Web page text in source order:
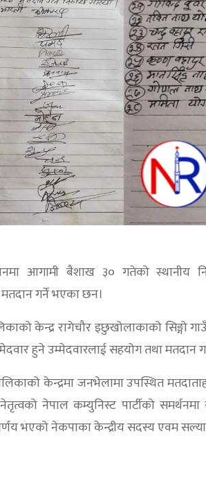
आगामी बैशाख ३० गतेको स्थानीय
गर्ने भएका छन।
केन्द्र रागेचौर इछुखोलाकाको सिङ्गो
हुने उम्मेदवारलाई सहयोग तथा मतदान
केन्द्रमा जनभेलामा उपस्थित
नेपाल कम्युनिस्ट पार्टीको
भएको नेकपाका केन्द्रीय सदस्य एवम